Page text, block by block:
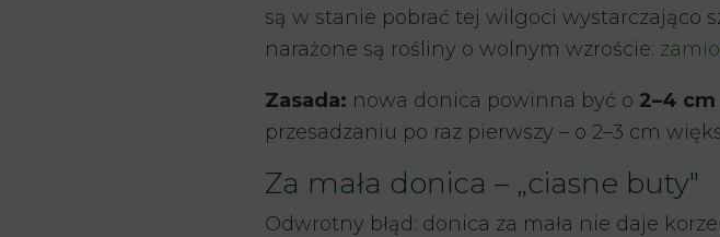
są w stanie pobrać tej wilgoci wystarczająco
narażone są rośliny o wolnym wzroście:
Zasada: nowa donica powinna być o 2–4
przesadzaniu po raz pierwszy – o 2–3 cm
Za mała donica – „ciasne buty"
Odwrotny błąd: donica za mała nie daje